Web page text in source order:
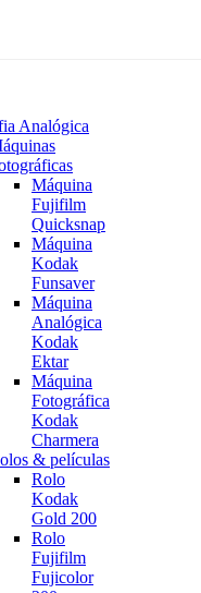
Analógica
Máquina
Fujifilm
Quicksnap
Máquina
Kodak
Funsaver
Máquina
Analógica
Kodak
Ektar
Máquina
Fotográfica
Kodak
Charmera
& películas
Rolo
Kodak
Gold 200
Rolo
Fujifilm
Fujicolor